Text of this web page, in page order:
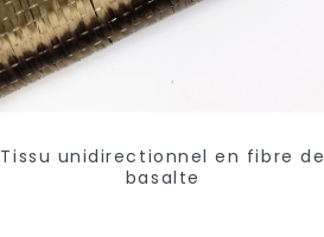
Tissu unidirectionnel en fibre de
basalte